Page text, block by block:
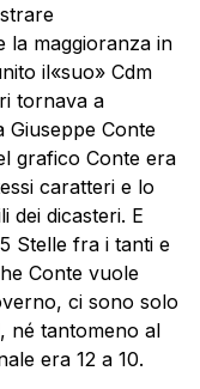
la maggioranza in
il«suo» Cdm
tornava a
Conte
grafico Conte era
caratteri e lo
dei dicasteri. E
Stelle fra i tanti e
Conte vuole
ci sono solo
né tantomeno al
era 12 a 10.